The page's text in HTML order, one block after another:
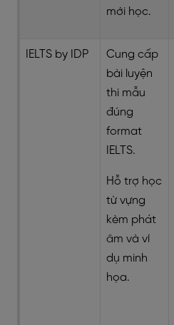
mới học.
IELTS by IDP
Cung cấp
bài luyện
thi mẫu
đúng
format
IELTS.
Hỗ trợ học
từ vựng
kèm phát
âm và ví
dụ minh
họa.